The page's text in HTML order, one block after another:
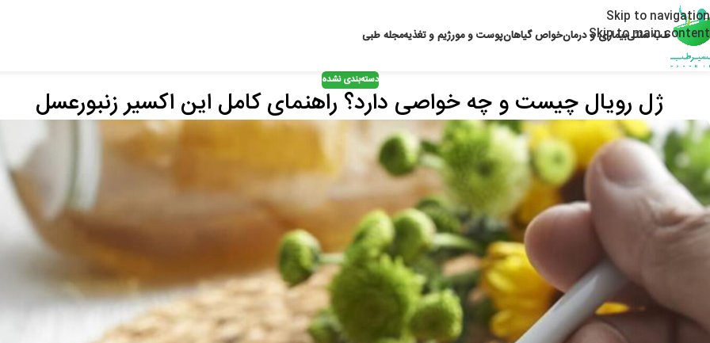
Skip to navigation
Skip to main content
طب سنتیبیماری و درمانخواص گیاهانپوست و مورژیم و تغذیهمجله طبی
دسته‌بندی نشده
ژل رویال چیست و چه خواصی دارد؟ راهنمای کامل این اکسیر زنبورعسل